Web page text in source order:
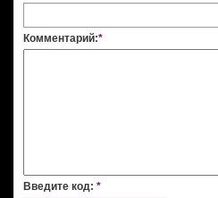
Комментарий:*
Введите код: *